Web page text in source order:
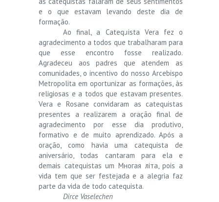
e o que estavam levando deste dia de
formação.
Ao final, a Catequista Vera fez o
agradecimento a todos que trabalharam para
que esse encontro fosse realizado.
Agradeceu aos padres que atendem as
comunidades, o incentivo do nosso Arcebispo
Metropolita em oportunizar as formações, às
religiosas e a todos que estavam presentes.
Vera e Rosane convidaram as catequistas
presentes a realizarem a oração final de
agradecimento por esse dia produtivo,
formativo e de muito aprendizado. Após a
oração, como havia uma catequista de
aniversário, todas cantaram para ela e
demais catequistas um Многая літа, pois a
vida tem que ser festejada e a alegria faz
parte da vida de todo catequista.
Dirce Vaselechen